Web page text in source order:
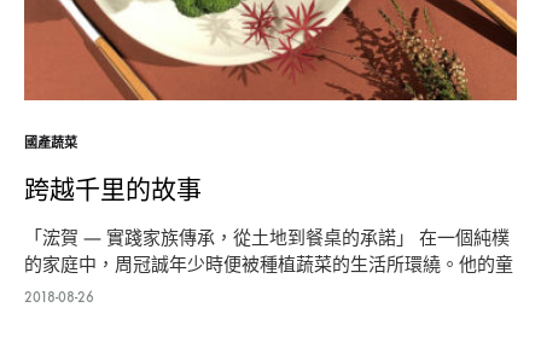
國產蔬菜
跨越千里的故事
「浤賀 — 實踐家族傳承，從土地到餐桌的承諾」 在一個純樸
的家庭中，周冠誠年少時便被種植蔬菜的生活所環繞。他的童
年充滿了…
2018-08-26